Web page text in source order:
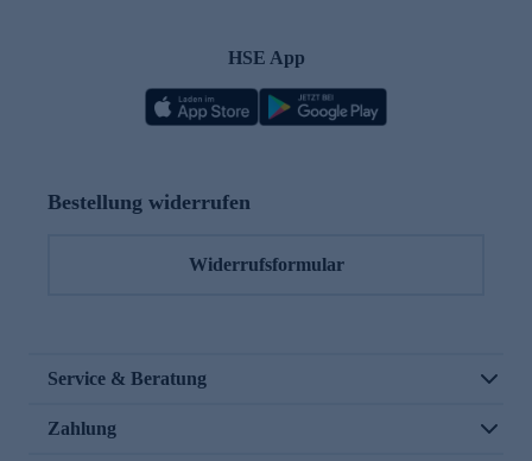
HSE App
Bestellung widerrufen
Widerrufsformular
Service & Beratung
Zahlung